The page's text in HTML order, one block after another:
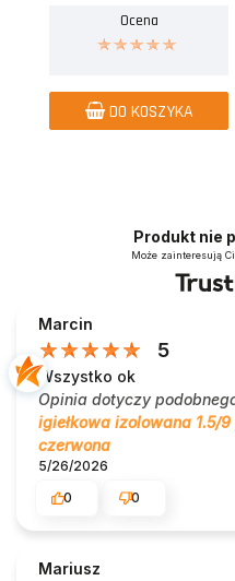
Ocena
DO KOSZYKA
Produkt nie
Może zainteresują
Marcin
5
Wszystko ok
Opinia dotyczy
igiełkowa izolowana 1.5/
czerwona
5/26/2026
0
0
Mariusz